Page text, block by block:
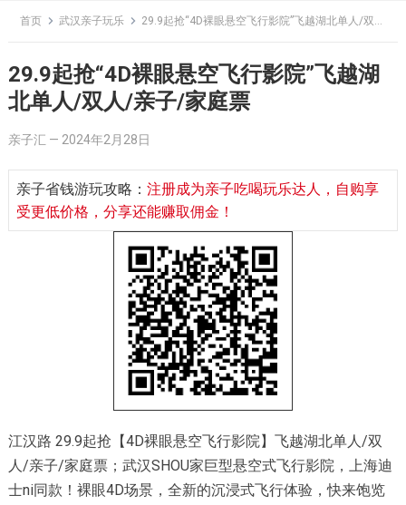
首页 武汉亲子玩乐 29.9起抢“4D裸眼悬空飞行影院”飞越湖北单人/双人/亲子/家庭票
29.9起抢“4D裸眼悬空飞行影院”飞越湖
北单人/双人/亲子/家庭票
亲子汇 — 2024年2月28日
亲子省钱游玩攻略： 注册成为亲子吃喝玩乐达人，自购享
受更低价格，分享还能赚取佣金！
江汉路 29.9起抢【4D裸眼悬空飞行影院】飞越湖北单人/双
人/亲子/家庭票；武汉SHOU家巨型悬空式飞行影院，上海迪
士ni同款！裸眼4D场景，全新的沉浸式飞行体验，快来饱览